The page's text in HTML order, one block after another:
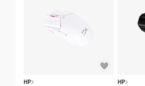
HP HP